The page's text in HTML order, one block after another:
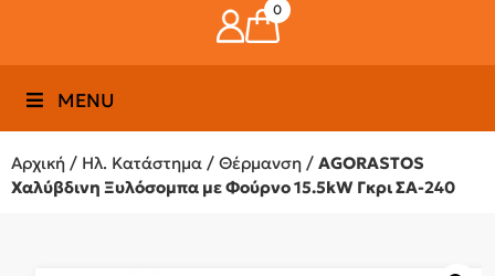
0
MENU
Αρχική / Ηλ. Κατάστημα / Θέρμανση / AGORASTOS
Χαλύβδινη Ξυλόσομπα με Φούρνο 15.5kW Γκρι ΣΑ-240